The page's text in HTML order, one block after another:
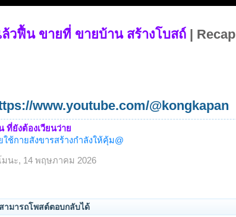
วฟื้น ขายที่ ขายบ้าน สร้างโบสถ์ | Recap
www.youtube.com/@kongkapan
ที่ยังต้องเวียนว่าย
ช้กายสังขารสร้างกำลังให้คุ้ม@
มนะ, 14 พฤษภาคม 2026
ามารถโพสต์ตอบกลับได้